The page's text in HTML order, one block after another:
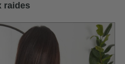
raides